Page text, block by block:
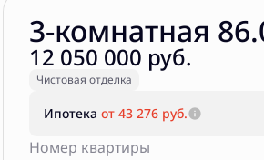
3-комнатная
12 050 000 руб.
Чистовая отделка
Ипотека от 43 276 руб.
Номер квартиры